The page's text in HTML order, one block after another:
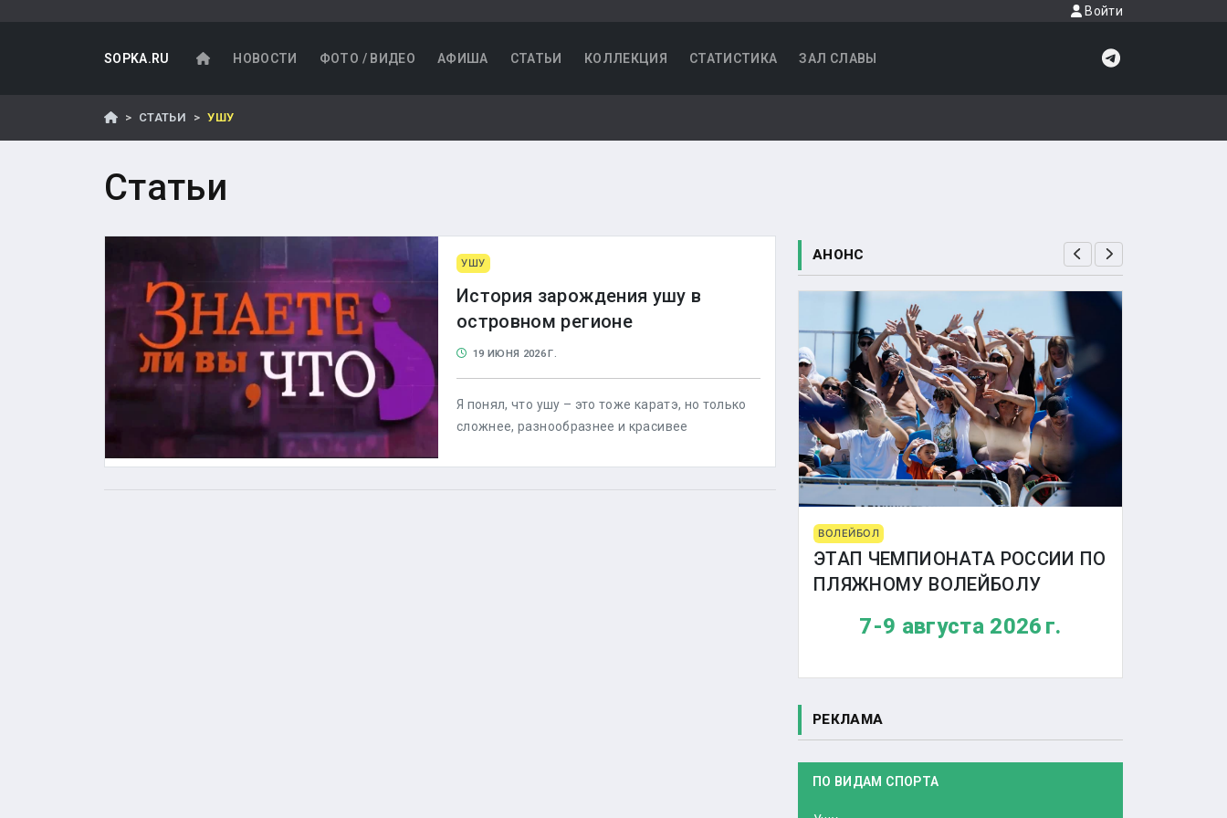
Войти
SOPKA.RU НОВОСТИ ФОТО / ВИДЕО АФИША СТАТЬИ КОЛЛЕКЦИЯ СТАТИСТИКА ЗАЛ СЛАВЫ
СТАТЬИ УШУ
Статьи
УШУ
История зарождения ушу в
островном регионе
19 ИЮНЯ 2026 Г.
Я понял, что ушу – это тоже каратэ, но только
сложнее, разнообразнее и красивее
АНОНС
ВОЛЕЙБОЛ
ЭТАП ЧЕМПИОНАТА РОССИИ ПО
ПЛЯЖНОМУ ВОЛЕЙБОЛУ
7-9 августа 2026 г.
РЕКЛАМА
ПО ВИДАМ СПОРТА